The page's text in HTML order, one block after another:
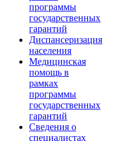
программы
государственных
гарантий
Диспансеризация
населения
Медицинская
помощь в
рамках
программы
государственных
гарантий
Сведения о
специалистах